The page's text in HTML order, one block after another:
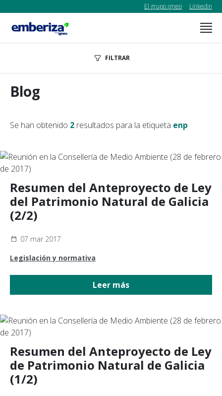
El grupo igneo Linkedin
FILTRAR
Blog
Se han obtenido 2 resultados para la etiqueta enp
Resumen del Anteproyecto de Ley
del Patrimonio Natural de Galicia
(2/2)
07 mar 2017
Legislación y normativa
Leer más
Resumen del Anteproyecto de Ley
de Patrimonio Natural de Galicia
(1/2)